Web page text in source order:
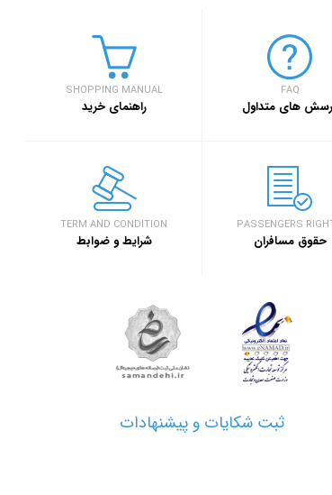
سفر۷۲۴SHOPPING MANUAL
راهنمای خرید
FAQ
های متداول
TERM AND CONDITION
شرایط و ضوابط
PASSENGERS
حقوق مسافران
ثبت شکایات و پیشنهادات